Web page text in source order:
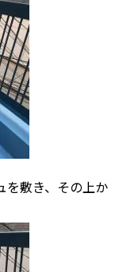
を敷き、その上か